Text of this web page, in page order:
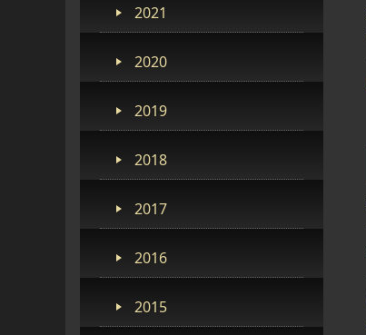
2021
2020
2019
2018
2017
2016
2015